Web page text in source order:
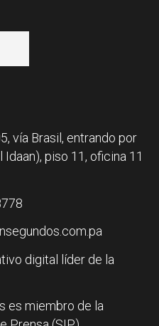
vía Brasil, entrando por
Idaan), piso 11, oficina 11
digital líder de la
es miembro de la